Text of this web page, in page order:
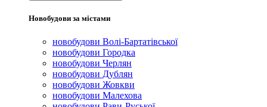
Новобудови за містами
новобудови Волі-Бартатівської
новобудови Городка
новобудови Черлян
новобудови Дублян
новобудови Жовкви
новобудови Малехова